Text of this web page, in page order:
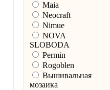
Maia
Neocraft
Nimue
NOVA
SLOBODA
Permin
Rogoblen
Вышивальная
мозаика